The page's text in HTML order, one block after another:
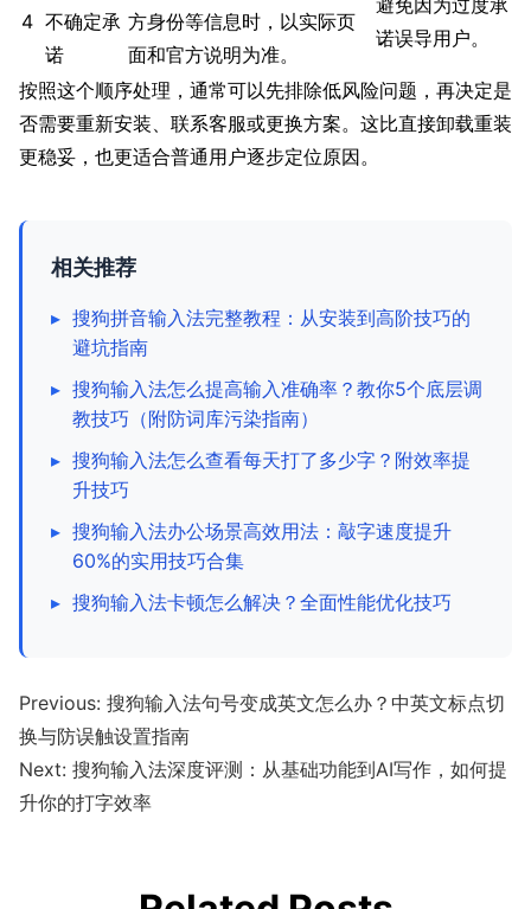
4 不确定承
诺
方身份等信息时，以实际页
面和官方说明为准。
诺误导用户。
按照这个顺序处理，通常可以先排除低风险问题，再决定是
否需要重新安装、联系客服或更换方案。这比直接卸载重装
更稳妥，也更适合普通用户逐步定位原因。
相关推荐
▸ 搜狗拼音输入法完整教程：从安装到高阶技巧的
避坑指南
▸ 搜狗输入法怎么提高输入准确率？教你5个底层调
教技巧（附防词库污染指南）
▸ 搜狗输入法怎么查看每天打了多少字？附效率提
升技巧
▸ 搜狗输入法办公场景高效用法：敲字速度提升
60%的实用技巧合集
▸ 搜狗输入法卡顿怎么解决？全面性能优化技巧
Previous: 搜狗输入法句号变成英文怎么办？中英文标点切
换与防误触设置指南
Next: 搜狗输入法深度评测：从基础功能到AI写作，如何提
升你的打字效率